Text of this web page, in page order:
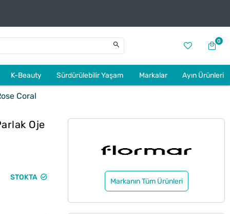
0
K-Beauty Sürdürülebilir Yaşam Markalar Ayın Ürünleri
Coral
Oje
STOKTA Markanın Tüm Ürünleri